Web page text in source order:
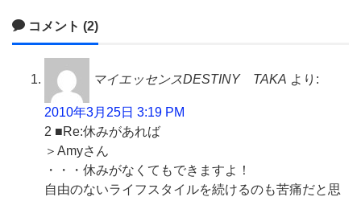
コメント (2)
マイエッセンスDESTINY TAKA より:
2010年3月25日 3:19 PM
2 ■Re:休みがあれば
＞Amyさん
・・・休みがなくてもできますよ！
自由のないライフスタイルを続けるのも苦痛だと思